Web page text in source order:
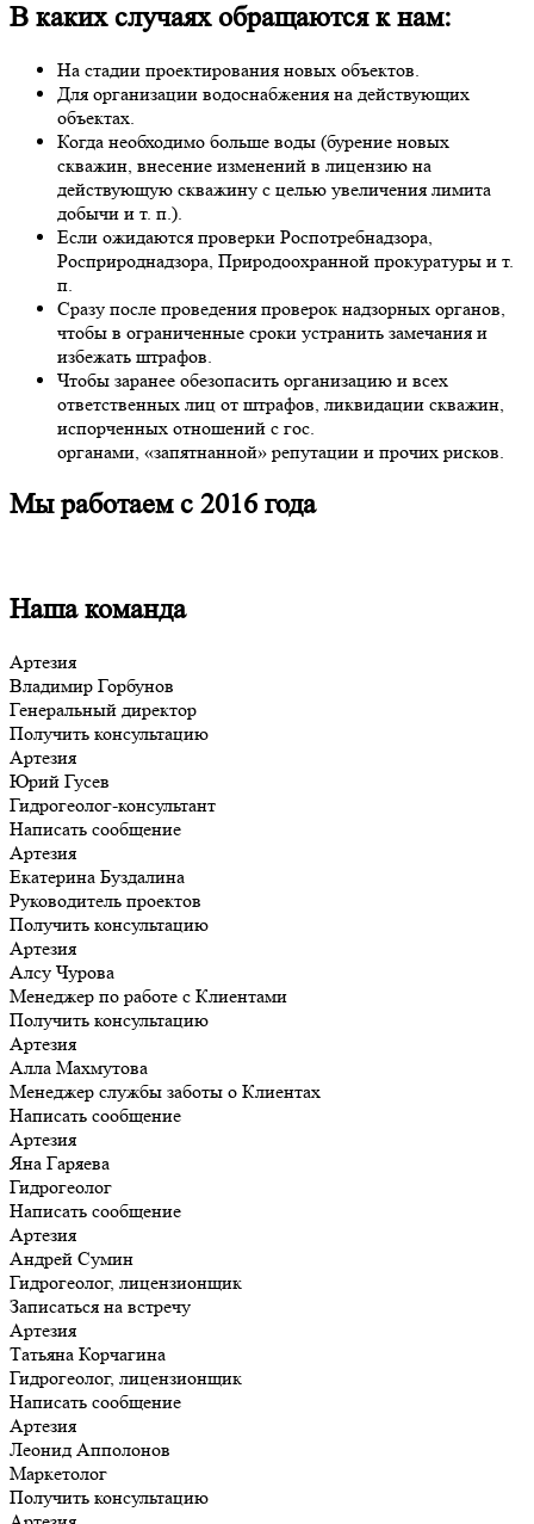
В каких случаях обращаются к нам:
На стадии проектирования новых объектов.
Для организации водоснабжения на действующих
объектах.
Когда необходимо больше воды (бурение новых
скважин, внесение изменений в лицензию на
действующую скважину с целью увеличения лимита
добычи и т. п.).
Если ожидаются проверки Роспотребнадзора,
Росприроднадзора, Природоохранной прокуратуры и т.
п.
Сразу после проведения проверок надзорных органов,
чтобы в ограниченные сроки устранить замечания и
избежать штрафов.
Чтобы заранее обезопасить организацию и всех
ответственных лиц от штрафов, ликвидации скважин,
испорченных отношений с гос.
органами, «запятнанной» репутации и прочих рисков.
Мы работаем с 2016 года
Наша команда
Артезия
Владимир Горбунов
Генеральный директор
Получить консультацию
Артезия
Юрий Гусев
Гидрогеолог-консультант
Написать сообщение
Артезия
Екатерина Буздалина
Руководитель проектов
Получить консультацию
Артезия
Алсу Чурова
Менеджер по работе с Клиентами
Получить консультацию
Артезия
Алла Махмутова
Менеджер службы заботы о Клиентах
Написать сообщение
Артезия
Яна Гаряева
Гидрогеолог
Написать сообщение
Артезия
Андрей Сумин
Гидрогеолог, лицензионщик
Записаться на встречу
Артезия
Татьяна Корчагина
Гидрогеолог, лицензионщик
Написать сообщение
Артезия
Леонид Апполонов
Маркетолог
Получить консультацию